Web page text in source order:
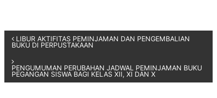
LIBUR AKTIFITAS PEMINJAMAN DAN PENGEMBALIAN
BUKU DI PERPUSTAKAAN
PENGUMUMAN PERUBAHAN JADWAL PEMINJAMAN BUKU
PEGANGAN SISWA BAGI KELAS XII, XI DAN X